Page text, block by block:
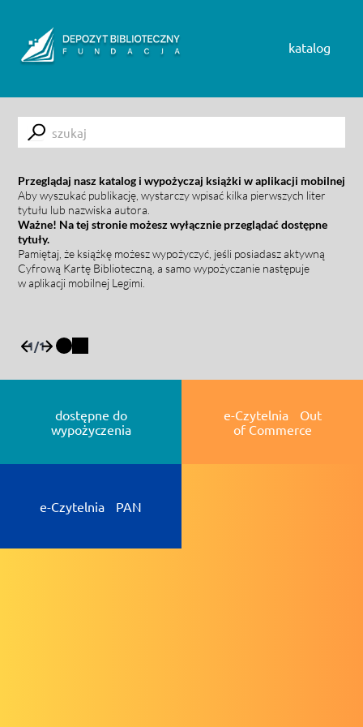
katalog
Submit
Przeglądaj nasz katalog i wypożyczaj książki w aplikacji mobilnej
Aby wyszukać publikację, wystarczy wpisać kilka pierwszych liter
tytułu lub nazwiska autora.
Ważne! Na tej stronie możesz wyłącznie przeglądać dostępne
tytuły.
Pamiętaj, że książkę możesz wypożyczyć, jeśli posiadasz aktywną
Cyfrową Kartę Biblioteczną, a samo wypożyczanie następuje
w aplikacji mobilnej Legimi.
1/1
dostępne do
wypożyczenia
e-Czytelnia Out
of Commerce
e-Czytelnia PAN